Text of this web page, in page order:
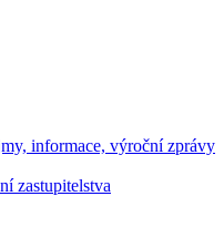
informace, výroční zprávy
zastupitelstva